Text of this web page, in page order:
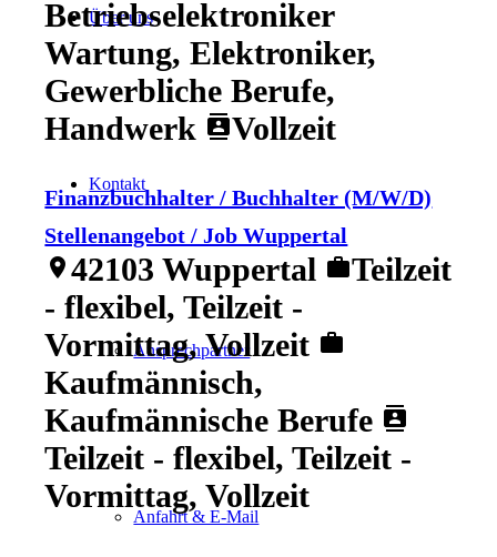
Über uns
Kontakt
Ansprechpartner
Anfahrt & E-Mail
Betriebselektroniker
Wartung, Elektroniker,
Gewerbliche Berufe,
Handwerk contactsVollzeit
Finanzbuchhalter / Buchhalter (M/W/D)
Stellenangebot / Job Wuppertal
location_on42103 Wuppertal workTeilzeit
- flexibel, Teilzeit -
Vormittag, Vollzeit work
Kaufmännisch,
Kaufmännische Berufe contacts
Teilzeit - flexibel, Teilzeit -
Vormittag, Vollzeit